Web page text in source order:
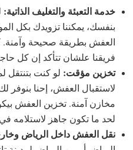
خدمة التعبئة والتغليف الذاتية:
بنفسك، يمكننا تزويدك بكل
العفش بطريقة صحيحة
فريقنا علشان تتأكد إن كل
تخزين مؤقت: لو كنت
لاستقبال العفش، إحنا
مخازن آمنة. تخزين العفش
لحد ما تكون جاهز لاستلامه
نقل العفش داخل الرياض